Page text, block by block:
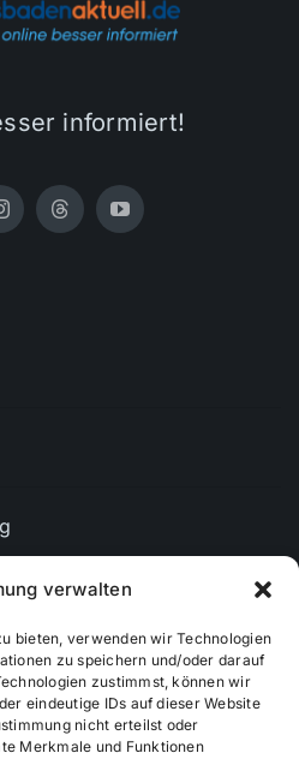
verwalten
bieten, verwenden wir Technologien
zu speichern und/oder darauf
zustimmst, können wir
eindeutige IDs auf dieser Website
nicht erteilst oder
Merkmale und Funktionen
informiert!